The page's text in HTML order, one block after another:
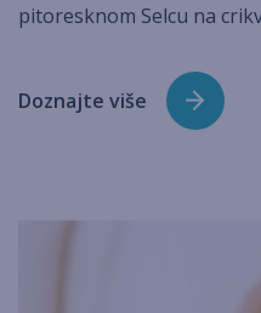
pitoresknom Selcu na
Doznajte više